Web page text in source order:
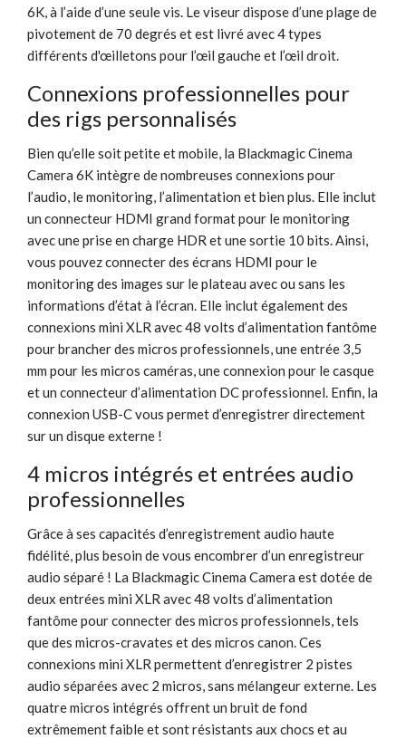
6K, à l’aide d’une seule vis. Le viseur dispose d’une plage de
pivotement de 70 degrés et est livré avec 4 types
différents d'œilletons pour l’œil gauche et l’œil droit.
Connexions professionnelles pour
des rigs personnalisés
Bien qu’elle soit petite et mobile, la Blackmagic Cinema
Camera 6K intègre de nombreuses connexions pour
l’audio, le monitoring, l’alimentation et bien plus. Elle inclut
un connecteur HDMI grand format pour le monitoring
avec une prise en charge HDR et une sortie 10 bits. Ainsi,
vous pouvez connecter des écrans HDMI pour le
monitoring des images sur le plateau avec ou sans les
informations d’état à l’écran. Elle inclut également des
connexions mini XLR avec 48 volts d’alimentation fantôme
pour brancher des micros professionnels, une entrée 3,5
mm pour les micros caméras, une connexion pour le casque
et un connecteur d’alimentation DC professionnel. Enfin, la
connexion USB-C vous permet d’enregistrer directement
sur un disque externe !
4 micros intégrés et entrées audio
professionnelles
Grâce à ses capacités d’enregistrement audio haute
fidélité, plus besoin de vous encombrer d’un enregistreur
audio séparé ! La Blackmagic Cinema Camera est dotée de
deux entrées mini XLR avec 48 volts d’alimentation
fantôme pour connecter des micros professionnels, tels
que des micros-cravates et des micros canon. Ces
connexions mini XLR permettent d’enregistrer 2 pistes
audio séparées avec 2 micros, sans mélangeur externe. Les
quatre micros intégrés offrent un bruit de fond
extrêmement faible et sont résistants aux chocs et au